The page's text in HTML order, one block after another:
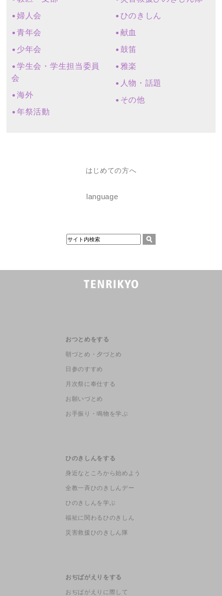
婦人会
青年会
少年会
学生会・学生担当委員
会
海外
年祭活動
ひのきしん
献血
鼓笛
雅楽
人物・話題
その他
はじめての方へ
language
おつとめをする
朝づとめ・夕づとめ
日参のすすめ
月次祭に奉仕する
お願いづとめ
お手振り・鳴物を学ぶ
ひのきしんをする
身近なところから始めよう
全教一斉ひのきしんデー
ひのきしんを学ぶ
福祉に関わるひのきしん
災害救援ひのきしん隊
おぢばがえりをする
おぢばがえりに際して